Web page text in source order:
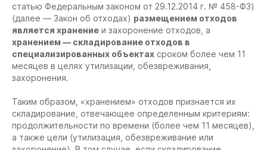
статью Федеральным законом от 29.12.2014 г. № 458-ФЗ)
(далее — Закон об отходах) размещением отходов
является хранение и захоронение отходов, а
хранением — складирование отходов в
специализированных объектах сроком более чем 11
месяцев в целях утилизации, обезвреживания,
захоронения.
Таким образом, «хранением» отходов признается их
складирование, отвечающее определенным критериям:
продолжительности по времени (более чем 11 месяцев),
а также цели (утилизация, обезвреживание или